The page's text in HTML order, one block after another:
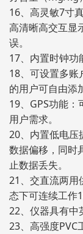
16、高灵敏7寸
高清晰高交互显
误。
17、内置时钟功
18、可设置多账
的用户可自由添
19、GPS功能
用户需求。
20、内置低电压
数据偏移，同时
止数据丢失。
21、交直流两用
态下可连续工作
22、仪器具有中
23、高强度PVC